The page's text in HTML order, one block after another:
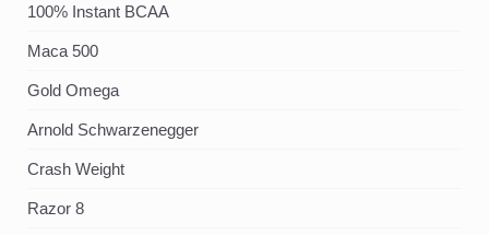
100% Instant BCAA
Maca 500
Gold Omega
Arnold Schwarzenegger
Crash Weight
Razor 8